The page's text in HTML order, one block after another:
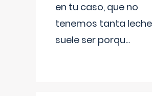
en tu caso, que no
tenemos tanta leche
suele ser porqu...